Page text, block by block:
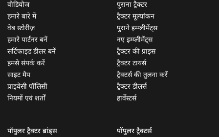
वीडियोज
हमारे बारे में
वेब स्टोरीज़
हमारे पार्टनर बनें
सर्टिफाइड डीलर बनें
हमसे संपर्क करें
साइट मैप
प्राइवेसी पॉलिसी
नियमों एवं शर्तों
पुराना ट्रैक्टर
ट्रैक्टर मूल्यांकन
पुराने इम्प्लीमेंट्स
नए इम्प्लीमेंट्स
ट्रैक्टर की प्राइस
ट्रैक्टर टायर्स
ट्रैक्टर्स की तुलना करें
ट्रैक्टर डीलर्स
हार्वेस्टर्स
पॉपुलर ट्रैक्टर ब्रांड्स
पॉपुलर ट्रैक्टर्स